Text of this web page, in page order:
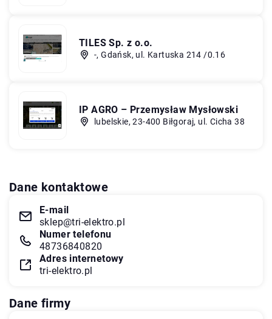
TILES Sp. z o.o.
-, Gdańsk, ul. Kartuska 214 /0.16
IP AGRO – Przemysław Mysłowski
lubelskie, 23-400 Biłgoraj, ul. Cicha 38
Dane kontaktowe
E-mail
sklep@tri-elektro.pl
Numer telefonu
48736840820
Adres internetowy
tri-elektro.pl
Dane firmy